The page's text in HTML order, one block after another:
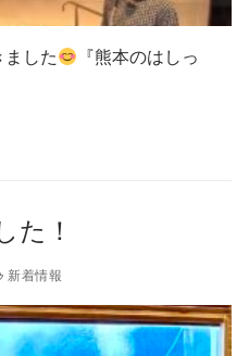
した
『熊本のはしっ
た！
新着情報